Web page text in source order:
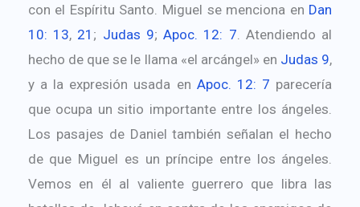
con el Espíritu Santo. Miguel se menciona en Dan
10: 13, 21 ; Judas 9;Apoc. 12: 7 . Atendiendo al
hecho de que se le llama «el arcángel» en Judas 9,
y a la expresión usada en Apoc. 12: 7 parecería
que ocupa un sitio importante entre los ángeles.
Los pasajes de Daniel también señalan el hecho
de que Miguel es un príncipe entre los ángeles.
Vemos en él al valiente guerrero que libra las